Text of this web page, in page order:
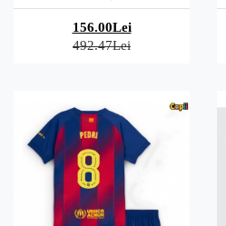
156.00Lei
492.47Lei